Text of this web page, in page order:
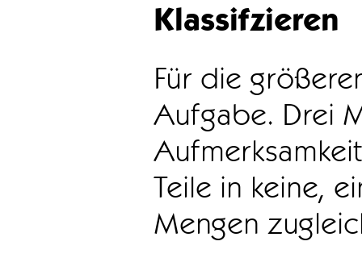
Klassifzieren
Für die
Aufgabe. Drei
Teile in keine,
Mengen